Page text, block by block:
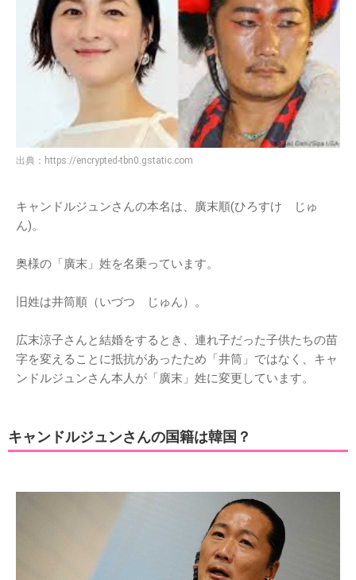
出典： https://encrypted-tbn0.gstatic.com
キャンドルジュンさんの本名は、廣末順(ひろすけ じゅ
ん)。
奥様の「廣末」姓を名乗っています。
旧姓は井筒順（いづつ じゅん）。
広末涼子さんと結婚をするとき、連れ子だった子供たちの苗
字を変えることに抵抗があったため「井筒」ではなく、キャ
ンドルジュンさん本人が「廣末」姓に変更しています。
キャンドルジュンさんの国籍は韓国？